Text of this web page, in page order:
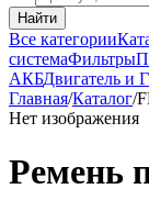
Найти
Все категории
системаФильтры
АКБДвигатель и
Главная/Каталог/
Нет изображения
Ремень